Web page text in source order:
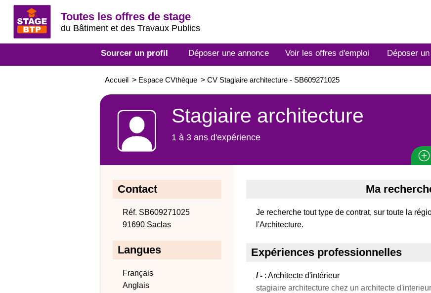
Toutes les offres de stage
du Bâtiment et des Travaux Publics
Sourcer un profil Déposer une annonce Voir les offres d'emploi Déposer
Accueil > Espace CVthèque > CV Stagiaire architecture - SB609271025
Stagiaire architecture
1 à 3 ans d'expérience
Contact
Réf. SB609271025
91690 Saclas
Langues
Français
Anglais
Ma
Je recherche tout type de contrat, sur toute la
l'Architecture.
Expériences professionnelles
/ - : Architecte d'intérieur
stagiaire architecture chez un architecte d'interieur